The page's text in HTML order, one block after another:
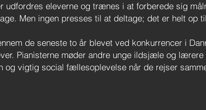
udfordres eleverne og trænes i at forberede sig
Men ingen presses til at deltage; det er helt op
de seneste to år blevet ved konkurrencer i
Pianisterne møder andre unge ildsjæle og
og vigtig social fællesoplevelse når de rejser